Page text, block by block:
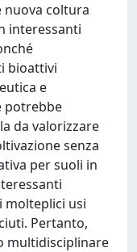
nuova coltura
interessanti
bioattivi
e
potrebbe
da valorizzare
senza
per suoli in
molteplici usi
Pertanto,
multidisciplinare